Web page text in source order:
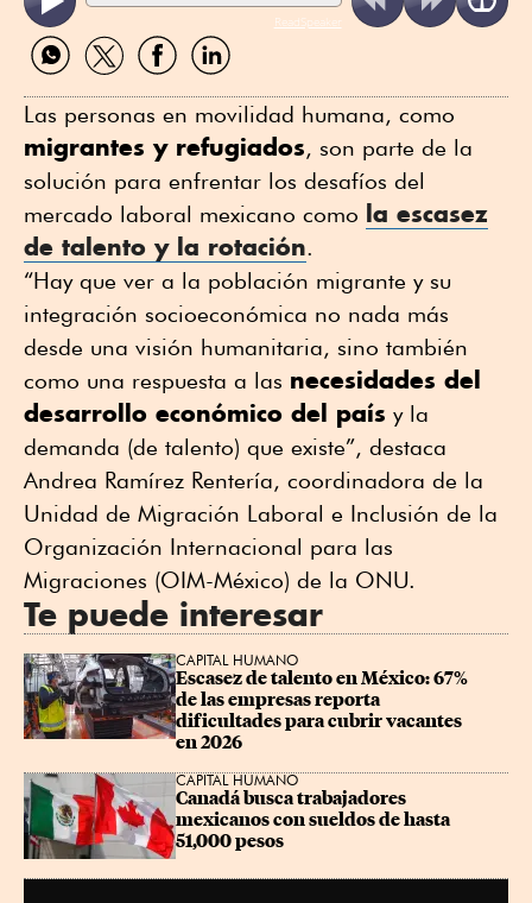
ReadSpeaker
Compartir
por
Compartir
por
Compartir
por
Compartir
por
Las personas en movilidad humana, como
migrantes y refugiados, son parte de la
solución para enfrentar los desafíos del
mercado laboral mexicano como la escasez
de talento y la rotación.
“Hay que ver a la población migrante y su
integración socioeconómica no nada más
desde una visión humanitaria, sino también
como una respuesta a las necesidades del
desarrollo económico del país y la
demanda (de talento) que existe”, destaca
Andrea Ramírez Rentería, coordinadora de la
Unidad de Migración Laboral e Inclusión de la
Organización Internacional para las
Migraciones (OIM-México) de la ONU.
Te puede interesar
CAPITAL HUMANO
Escasez de talento en México: 67%
de las empresas reporta
dificultades para cubrir vacantes
en 2026
CAPITAL HUMANO
Canadá busca trabajadores
mexicanos con sueldos de hasta
51,000 pesos